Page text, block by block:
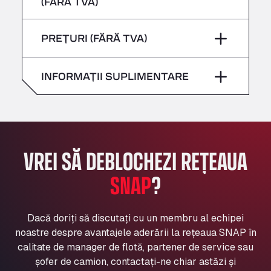
Klaverbladstaat 21, 3560
American Truck Wash
Av. des Etats-Unis 90, 6041
Andamur Guarroman
Andamur La Junquera
Andamur Pamplona
A-15 Salida Imarcoain, 31119
Andamur San Roman II
Anglia Motel
Washway Road, PE12 8LT
Anpol Sp. z o.o.
Ul. Torunska 147, 85884
Sâmbătă
Duminică –
Sâmbătă –
Duminică –
PREȚURI (FĂRĂ TVA)
INFORMAȚII SUPLIMENTARE
VREI SĂ DEBLOCHEZI REȚEAUA
SNAP?
Dacă doriți să discutați cu un membru al echipei
noastre despre avantajele aderării la rețeaua SNAP în
calitate de manager de flotă, partener de service sau
șofer de camion, contactați-ne chiar astăzi și